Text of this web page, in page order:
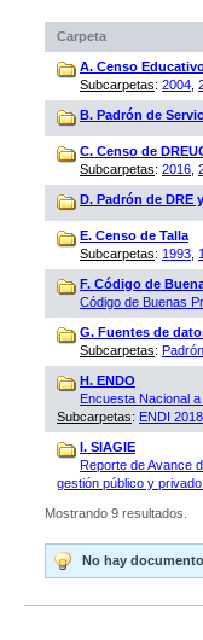
Carpeta
A. Censo
Subcarpetas: 2004
B. Padrón de
C. Censo de
Subcarpetas: 2016
D. Padrón de DRE
E. Censo de Talla
Subcarpetas: 1993
F. Código de
Código de Buenas
G. Fuentes de
Subcarpetas:
H. ENDO
Encuesta Nacional
Subcarpetas: ENDI 2018
I. SIAGIE
Reporte de Avance
gestión público y
Mostrando 9 resultados.
No hay